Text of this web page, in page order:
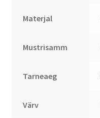
Materjal
Mustrisamm
Tarneaeg
Värv